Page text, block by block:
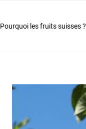
Pourquoi les fruits suisses ?